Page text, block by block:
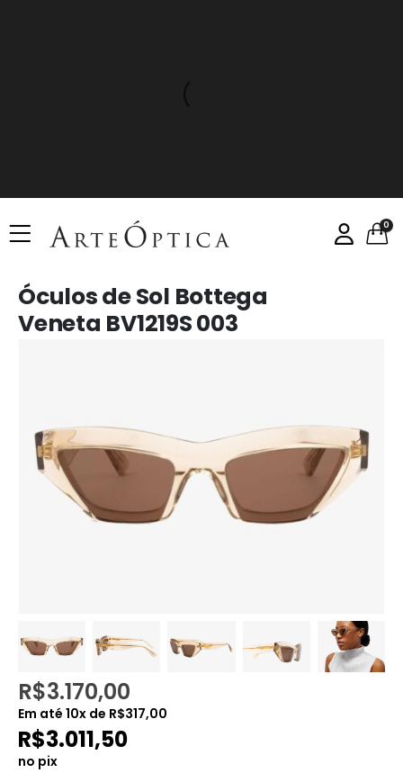
0
Óculos de Sol Bottega
Veneta BV1219S 003
R$3.170,00
Em até 10x de R$317,00
R$3.011,50
no pix